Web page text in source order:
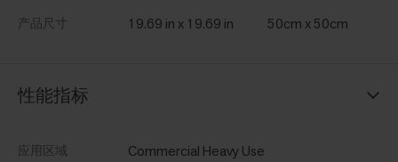
产品尺寸 19.69 in x 19.69 in 50cm x 50cm
性能指标
应用区域 Commercial Heavy Use